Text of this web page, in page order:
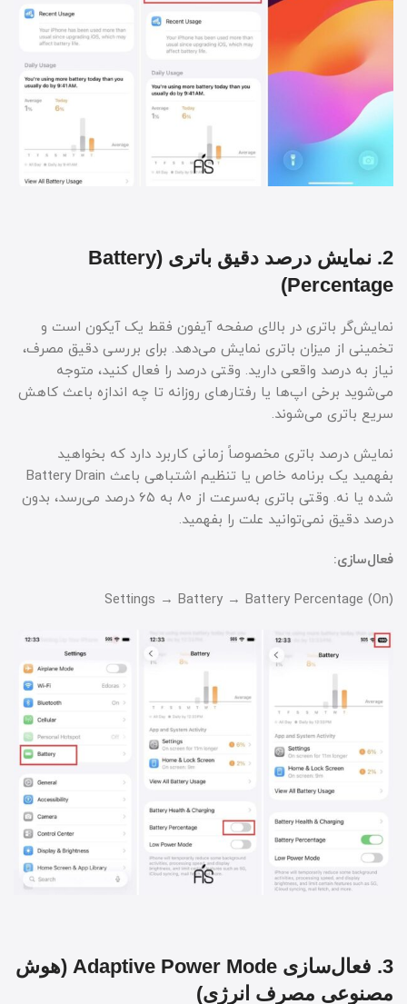
2. نمایش درصد دقیق باتری (Battery
Percentage)
نمایش‌گر باتری در بالای صفحه آیفون فقط یک آیکون است و
تخمینی از میزان باتری نمایش می‌دهد. برای بررسی دقیق مصرف،
نیاز به درصد واقعی دارید. وقتی درصد را فعال کنید، متوجه
می‌شوید برخی اپ‌ها یا رفتارهای روزانه تا چه اندازه باعث کاهش
سریع باتری می‌شوند.
نمایش درصد باتری مخصوصاً زمانی کاربرد دارد که بخواهید
بفهمید یک برنامه خاص یا تنظیم اشتباهی باعث Battery Drain
شده یا نه. وقتی باتری به‌سرعت از ۸۰ به ۶۵ درصد می‌رسد، بدون
درصد دقیق نمی‌توانید علت را بفهمید.
فعال‌سازی:
Settings → Battery → Battery Percentage (On)
3. فعال‌سازی Adaptive Power Mode (هوش
مصنوعی مصرف انرژی)